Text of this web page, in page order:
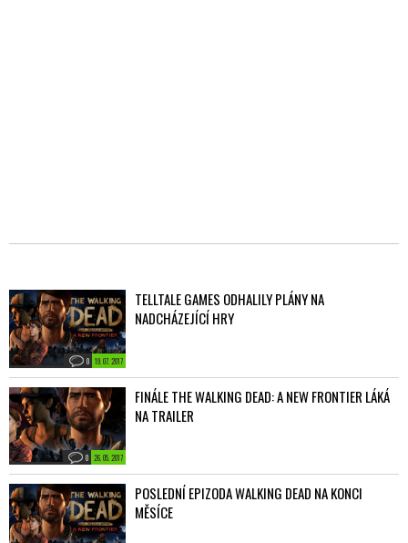
19. 07. 2017
0
TELLTALE GAMES ODHALILY PLÁNY NA
NADCHÁZEJÍCÍ HRY
26. 05. 2017
0
FINÁLE THE WALKING DEAD: A NEW FRONTIER LÁKÁ
NA TRAILER
POSLEDNÍ EPIZODA WALKING DEAD NA KONCI
MĚSÍCE